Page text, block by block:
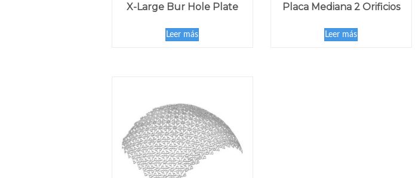
X-Large Bur Hole Plate
Leer más
Placa Mediana 2 Orificios
Leer más